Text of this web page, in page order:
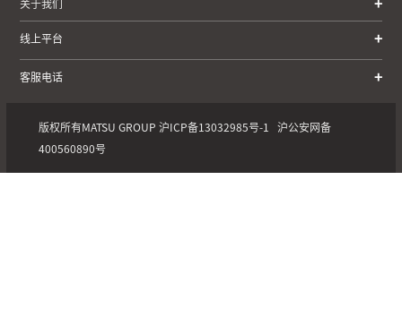
关于我们
线上平台
客服电话
版权所有MATSU GROUP 沪ICP备13032985号-1
沪公安网备
400560890号